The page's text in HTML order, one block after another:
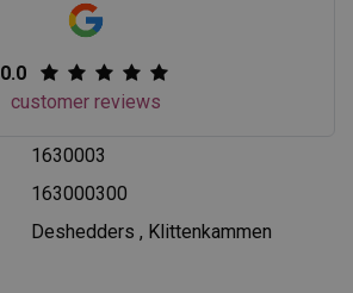
0.0
customer reviews
1630003
163000300
Deshedders , Klittenkammen